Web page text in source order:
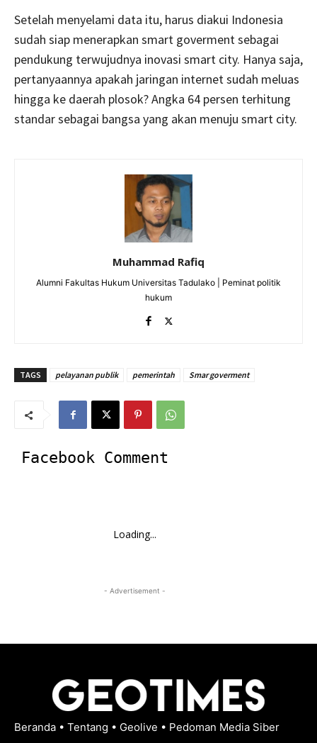
Setelah menyelami data itu, harus diakui Indonesia
sudah siap menerapkan smart goverment sebagai
pendukung terwujudnya inovasi smart city. Hanya saja,
pertanyaannya apakah jaringan internet sudah meluas
hingga ke daerah plosok? Angka 64 persen terhitung
standar sebagai bangsa yang akan menuju smart city.
Muhammad Rafiq
Alumni Fakultas Hukum Universitas Tadulako | Peminat politik
hukum
TAGS pelayanan publik pemerintah Smar goverment
Facebook Comment
Loading...
- Advertisement -
Beranda • Tentang • Geolive • Pedoman Media Siber